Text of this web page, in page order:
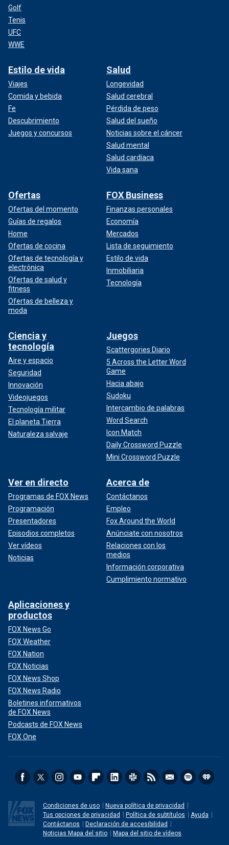
Golf
Tenis
UFC
WWE
Estilo de vida
Viajes
Comida y bebida
Fe
Descubrimiento
Juegos y concursos
Salud
Longevidad
Salud cerebral
Pérdida de peso
Salud del sueño
Noticias sobre el cáncer
Salud mental
Salud cardíaca
Vida sana
Ofertas
Ofertas del momento
Guías de regalos
Home
Ofertas de cocina
Ofertas de tecnología y
electrónica
Ofertas de salud y
fitness
Ofertas de belleza y
moda
FOX Business
Finanzas personales
Economía
Mercados
Lista de seguimiento
Estilo de vida
Inmobiliaria
Tecnología
Ciencia y
tecnología
Aire y espacio
Seguridad
Innovación
Videojuegos
Tecnología militar
El planeta Tierra
Naturaleza salvaje
Juegos
Scattergories Diario
5 Across the Letter Word
Game
Hacia abajo
Sudoku
Intercambio de palabras
Word Search
Icon Match
Daily Crossword Puzzle
Mini Crossword Puzzle
Ver en directo
Programas de FOX News
Programación
Presentadores
Episodios completos
Ver vídeos
Noticias
Acerca de
Contáctanos
Empleo
Fox Around the World
Anúnciate con nosotros
Relaciones con los
medios
Información corporativa
Cumplimiento normativo
Aplicaciones y
productos
FOX News Go
FOX Weather
FOX Nation
FOX Noticias
FOX News Shop
FOX News Radio
Boletines informativos
de FOX News
Podcasts de FOX News
FOX One
Condiciones de uso
Nueva política de privacidad
Tus opciones de privacidad
Política de subtítulos
Ayuda
Contáctanos
Declaración de accesibilidad
Noticias Mapa del sitio
Mapa del sitio de vídeos